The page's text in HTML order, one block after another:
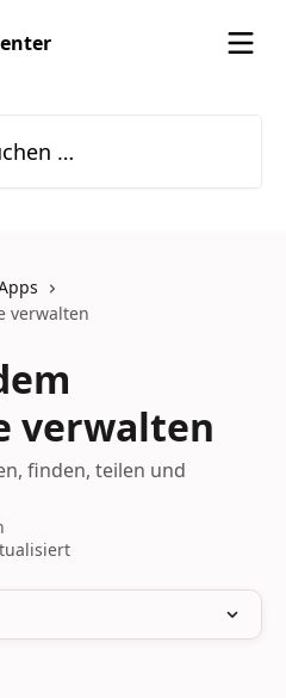
verwalten
verwalten
finden, teilen und